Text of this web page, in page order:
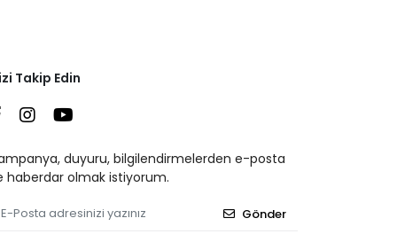
Takip Edin
duyuru, bilgilendirmelerden e-posta
haberdar olmak istiyorum.
Gönder